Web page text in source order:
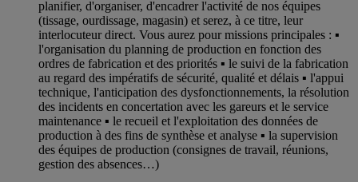
planifier, d'organiser, d'encadrer l'activité de nos équipes
(tissage, ourdissage, magasin) et serez, à ce titre, leur
interlocuteur direct. Vous aurez pour missions principales : ▪
l'organisation du planning de production en fonction des
ordres de fabrication et des priorités ▪ le suivi de la fabrication
au regard des impératifs de sécurité, qualité et délais ▪ l'appui
technique, l'anticipation des dysfonctionnements, la résolution
des incidents en concertation avec les gareurs et le service
maintenance ▪ le recueil et l'exploitation des données de
production à des fins de synthèse et analyse ▪ la supervision
des équipes de production (consignes de travail, réunions,
gestion des absences…)